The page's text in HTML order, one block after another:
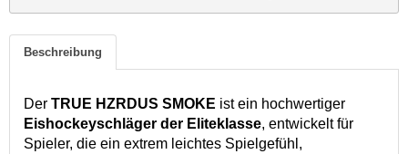
Beschreibung
Der TRUE HZRDUS SMOKE ist ein hochwertiger
Eishockeyschläger der Eliteklasse, entwickelt für
Spieler, die ein extrem leichtes Spielgefühl,